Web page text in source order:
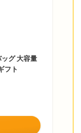
グ 大容量
フト